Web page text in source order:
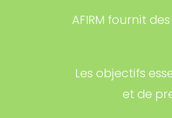
AFIRM fournit
Les objectifs
et de